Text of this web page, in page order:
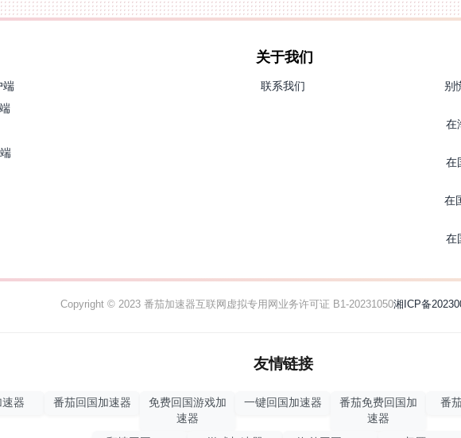
端
关于我们
联系我们 别
在
在
在
在
Copyright © 2023 番茄加速器互联网虚拟专用网业务许可证 B1-20231050湘ICP备
友情链接
速器 番茄回国加速器
免费回国游戏加
速器
一键回国加速器
番茄免费回国加
速器
番